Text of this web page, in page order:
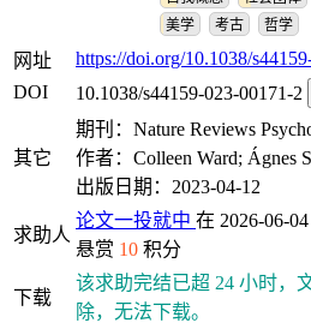
美学
考古 哲学
网址
https://doi.org/10.1038/
DOI
10.1038/s44159-023-00171-2
其它
期刊：Nature Reviews
作者：Colleen Ward; Ágnes
出版日期：2023-04-12
求助人
论文一投就中 在 2026-06-
悬赏 10 积分
下载
该求助完结已超 24 小时，
除，无法下载。